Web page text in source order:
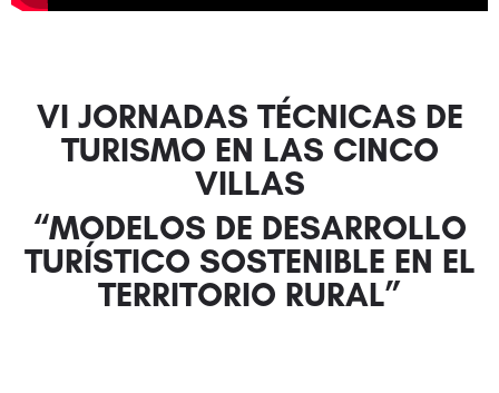
VI JORNADAS TÉCNICAS DE
TURISMO EN LAS CINCO
VILLAS
“MODELOS DE DESARROLLO
TURÍSTICO SOSTENIBLE EN EL
TERRITORIO RURAL”